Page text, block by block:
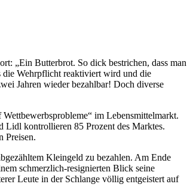
„Ein Butterbrot. So dick bestrichen, dass man
die Wehrpflicht reaktiviert wird und die
Jahren wieder bezahlbar! Doch diverse
im Lebensmittelmarkt.
Lidl kontrollieren 85 Prozent des Marktes.
Preisen.
Kleingeld zu bezahlen. Am Ende
schmerzlich-resignierten Blick seine
Leute in der Schlange völlig entgeistert auf